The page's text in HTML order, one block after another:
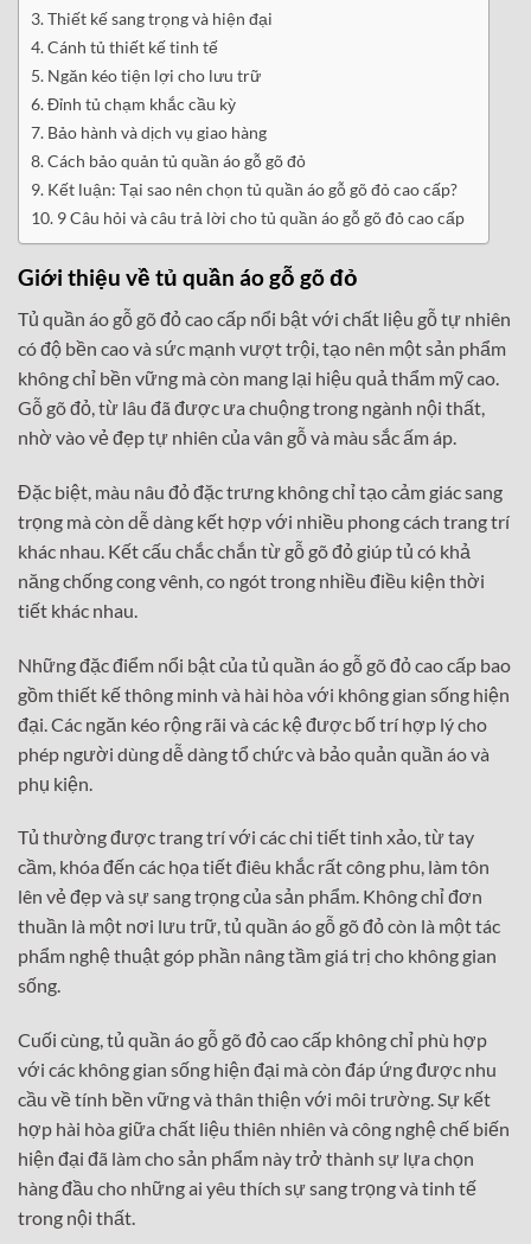
Thiết kế sang trọng và hiện đại
Cánh tủ thiết kế tinh tế
Ngăn kéo tiện lợi cho lưu trữ
Đỉnh tủ chạm khắc cầu kỳ
Bảo hành và dịch vụ giao hàng
Cách bảo quản tủ quần áo gỗ gõ đỏ
Kết luận: Tại sao nên chọn tủ quần áo gỗ gõ đỏ cao cấp?
9 Câu hỏi và câu trả lời cho tủ quần áo gỗ gõ đỏ cao cấp
Giới thiệu về tủ quần áo gỗ gõ đỏ
Tủ quần áo gỗ gõ đỏ cao cấp nổi bật với chất liệu gỗ tự nhiên
có độ bền cao và sức mạnh vượt trội, tạo nên một sản phẩm
không chỉ bền vững mà còn mang lại hiệu quả thẩm mỹ cao.
Gỗ gõ đỏ, từ lâu đã được ưa chuộng trong ngành nội thất,
nhờ vào vẻ đẹp tự nhiên của vân gỗ và màu sắc ấm áp.
Đặc biệt, màu nâu đỏ đặc trưng không chỉ tạo cảm giác sang
trọng mà còn dễ dàng kết hợp với nhiều phong cách trang trí
khác nhau. Kết cấu chắc chắn từ gỗ gõ đỏ giúp tủ có khả
năng chống cong vênh, co ngót trong nhiều điều kiện thời
tiết khác nhau.
Những đặc điểm nổi bật của tủ quần áo gỗ gõ đỏ cao cấp bao
gồm thiết kế thông minh và hài hòa với không gian sống hiện
đại. Các ngăn kéo rộng rãi và các kệ được bố trí hợp lý cho
phép người dùng dễ dàng tổ chức và bảo quản quần áo và
phụ kiện.
Tủ thường được trang trí với các chi tiết tinh xảo, từ tay
cầm, khóa đến các họa tiết điêu khắc rất công phu, làm tôn
lên vẻ đẹp và sự sang trọng của sản phẩm. Không chỉ đơn
thuần là một nơi lưu trữ, tủ quần áo gỗ gõ đỏ còn là một tác
phẩm nghệ thuật góp phần nâng tầm giá trị cho không gian
sống.
Cuối cùng, tủ quần áo gỗ gõ đỏ cao cấp không chỉ phù hợp
với các không gian sống hiện đại mà còn đáp ứng được nhu
cầu về tính bền vững và thân thiện với môi trường. Sự kết
hợp hài hòa giữa chất liệu thiên nhiên và công nghệ chế biến
hiện đại đã làm cho sản phẩm này trở thành sự lựa chọn
hàng đầu cho những ai yêu thích sự sang trọng và tinh tế
trong nội thất.